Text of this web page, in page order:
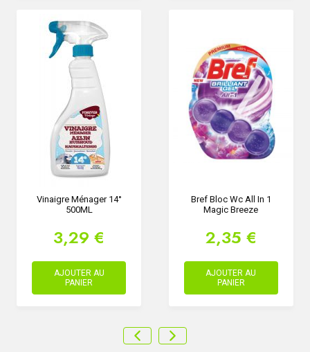
Vinaigre Ménager 14°
500ML
3,29 €
AJOUTER AU
PANIER
Bref Bloc Wc All In 1
Magic Breeze
2,35 €
AJOUTER AU
PANIER